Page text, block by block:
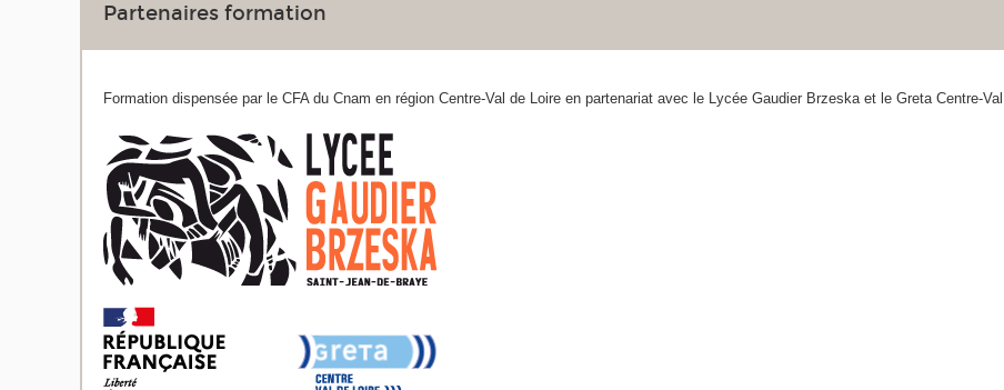
Partenaires formation
Formation dispensée par le CFA du Cnam en région Centre-Val de Loire en partenariat avec le Lycée Gaudier Brzeska et le Greta Centre-